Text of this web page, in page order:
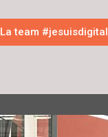
La team #jesuisdigital